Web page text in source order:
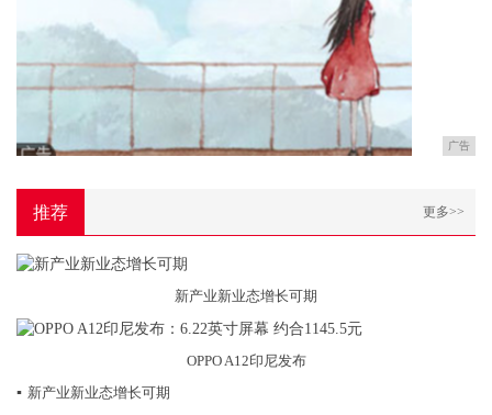
广告
推荐 更多>>
新产业新业态增长可期
OPPO A12印尼发布
▪ 新产业新业态增长可期